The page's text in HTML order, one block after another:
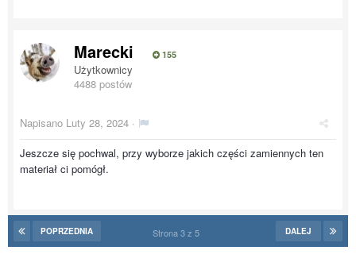
Marecki 155
Użytkownicy
4488 postów
Napisano Luty 28, 2024 ·
Jeszcze się pochwal, przy wyborze jakich części zamiennych ten
materiał ci pomógł.
POPRZEDNIA DALEJ
Strona 3 z 5